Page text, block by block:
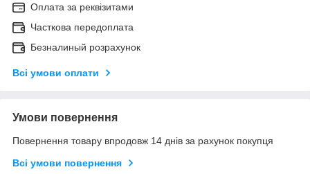
Оплата за реквізитами
Часткова передоплата
Безналиный розрахунок
Всі умови оплати
Умови повернення
Повернення товару впродовж 14 днів за рахунок покупця
Всі умови повернення